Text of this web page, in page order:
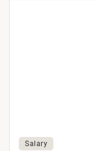
Salary